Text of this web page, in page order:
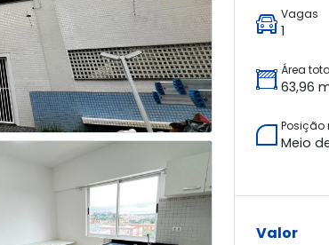
Vagas
1
Área
63,96
Posição
Meio
Valor